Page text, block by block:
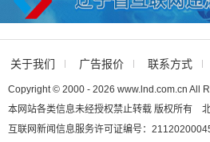
关于我们 广告报价 联系方式
Copyright © 2000 - 2026 www.lnd.com.cn All
本网站各类信息未经授权禁止转载 版权所有
互联网新闻信息服务许可证编号：